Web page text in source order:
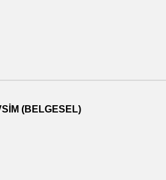
(BELGESEL)